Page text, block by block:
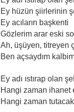
Ey hüzün şiirlerinin
Ey acıların başkenti
Gözlerim arar eski
Ah, üşüyen, titreyen
Ben açsaydım
Ey adı ıstırap olan
Hangi zaman ihanet
Hangi zaman